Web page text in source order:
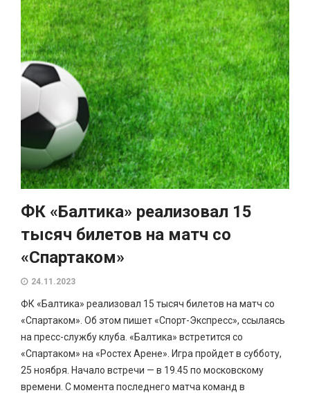
ФК «Балтика» реализовал 15
тысяч билетов на матч со
«Спартаком»
24.11.2023
ФК «Балтика» реализовал 15 тысяч билетов на матч со
«Спартаком». Об этом пишет «Спорт-Экспресс», ссылаясь
на пресс-службу клуба. «Балтика» встретится со
«Спартаком» на «Ростех Арене». Игра пройдет в субботу,
25 ноября. Начало встречи — в 19.45 по московскому
времени. С момента последнего матча команд в